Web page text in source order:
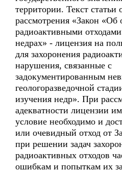
территории. Текст статьи
рассмотрения «Закон «Об
радиоактивными
недрах» - лицензия на
для захоронения
нарушения, связанные с
задокументированным
геологоразведочной
изучения недр». При
адекватности лицензии
условие необходимо и
или очевидный отход от
при решении задач
радиоактивных отходов
ошибкам и попыткам их